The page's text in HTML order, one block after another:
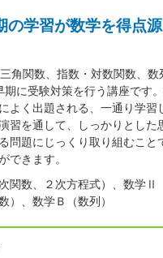
の学習が数学を得点
角関数、指数・対数関数、数
期に受験対策を行う講座です
よく出題される、一通り学習
習を通して、しっかりとした
問題にじっくり取り組むこと
できます。
関数、２次方程式）、数学Ⅱ
）、数学Ｂ（数列）